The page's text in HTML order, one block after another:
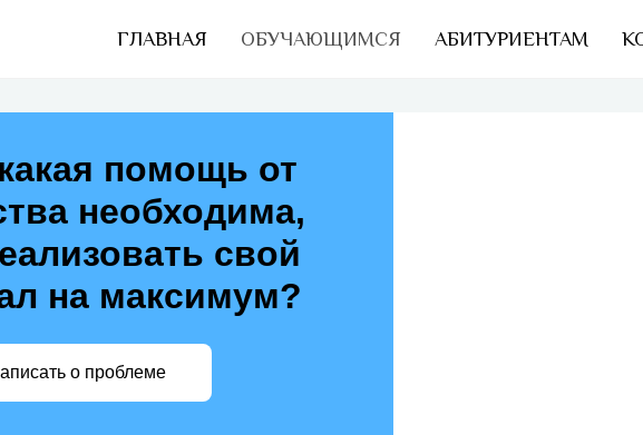
ГЛАВНАЯ ОБУЧАЮЩИМСЯ АБИТУРИЕНТАМ
помощь от
необходима,
свой
на максимум?
о проблеме